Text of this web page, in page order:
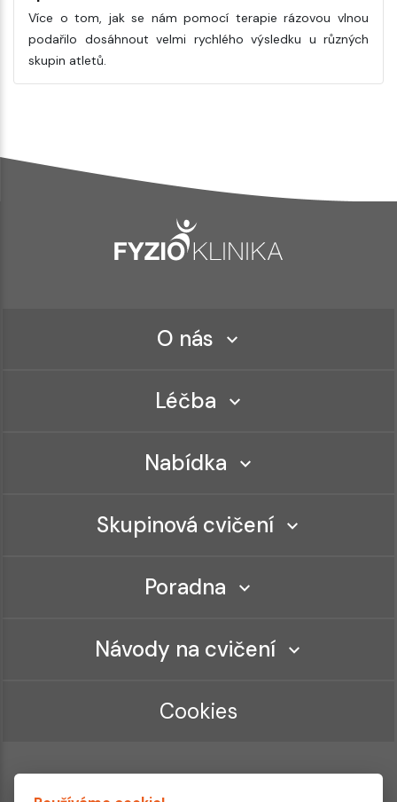
Více o tom, jak se nám pomocí terapie rázovou vlnou
podařilo dosáhnout velmi rychlého výsledku u různých
skupin atletů.
O nás
Léčba
Nabídka
Skupinová cvičení
Poradna
Návody na cvičení
Cookies